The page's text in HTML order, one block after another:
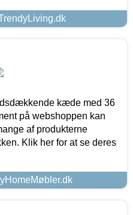
kæde med 36
på webshoppen kan
af produkterne
Klik her for at se deres